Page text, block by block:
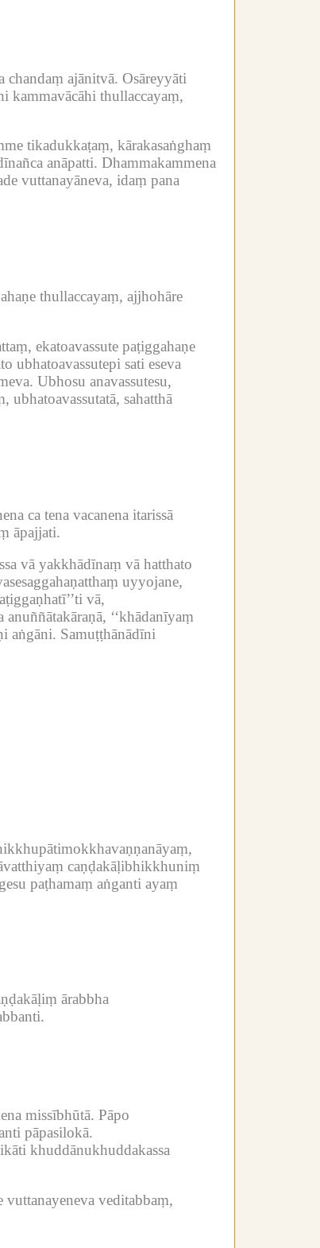
chandaṃ ajānitvā. Osāreyyāti
kammavācāhi thullaccayaṃ,
tikadukkaṭaṃ, kārakasaṅghaṃ
anāpatti. Dhammakammena
vuttanayāneva, idaṃ pana
thullaccayaṃ, ajjhohāre
ekatoavassute paṭiggahaṇe
ubhatoavassutepi sati eseva
Ubhosu anavassutesu,
ubhatoavassutatā, sahatthā
ca tena vacanena itarissā
āpajjati.
vā yakkhādīnaṃ vā hatthato
uyyojane,
vā,
anuññātakāraṇā, ‘‘khādanīyaṃ
aṅgāni. Samuṭṭhānādīni
caṇḍakāḷibhikkhuniṃ
paṭhamaṃ aṅganti ayaṃ
ārabbha
missībhūtā. Pāpo
pāpasilokā.
khuddānukhuddakassa
vuttanayeneva veditabbaṃ,